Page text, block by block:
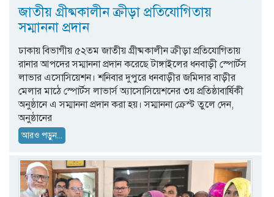
জাতীয় গ্রীষ্মকালীন ক্রীড়া প্রতিযোগিতায়
সম্মাননা প্রদান
ঢাকায় বিভাগীয় ৫২তম জাতীয় গ্রীষ্মকালীন ক্রীড়া প্রতিযোগিতায়
রানার আপদের সম্মাননা প্রদান করেছে টাঙ্গাইলের ধনবাড়ী স্পোর্টস
লাভার এসোসিয়েশন। শনিবার দুপুরে ধনবাড়ীর জমিদার বাড়ীর
মেলার মাঠে স্পোর্টস লাভার্স অ্যাসোসিয়েশনের ৩য় প্রতিষ্ঠাবার্ষিকী
অনুষ্ঠানে এ সম্মাননা প্রদান করা হয়। সম্মাননা ক্রেস্ট তুলে দেন,
অনুষ্ঠানের
আরও পড়ুন...